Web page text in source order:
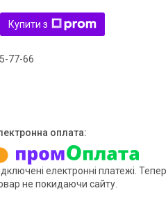
Купити з
77-66
електронні платежі.
не покидаючи сайту.